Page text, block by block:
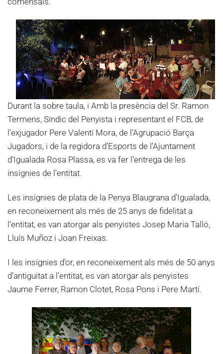
Durant la sobre taula, i Amb la presència del Sr. Ramon
Termens, Síndic del Penyista i representant el FCB, de
l’exjugador Pere Valentí Mora, de l’Agrupació Barça
Jugadors, i de la regidora d’Esports de l’Ajuntament
d’Igualada Rosa Plassa, es va fer l’entrega de les
insígnies de l’entitat.
Les insígnies de plata de la Penya Blaugrana d’Igualada,
en reconeixement als més de 25 anys de fidelitat a
l’entitat, es van atorgar als penyistes Josep Maria Talló,
Lluís Muñoz i Joan Freixas.
I les insígnies d’or, en reconeixement als més de 50 anys
d’antiguitat a l’entitat, es van atorgar als penyistes
Jaume Ferrer, Ramon Clotet, Rosa Pons i Pere Martí.